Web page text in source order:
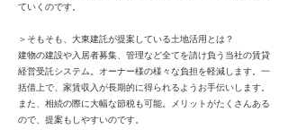
ていくのです。
＞そもそも、大東建託が提案している土地活用とは？
建物の建設や入居者募集、管理など全てを請け負う当社の賃貸
経営受託システム。オーナー様の様々な負担を軽減します。一
括借上で、家賃収入が長期的に得られるようお手伝いします。
また、相続の際に大幅な節税も可能。メリットがたくさんある
ので、提案もしやすいのです。